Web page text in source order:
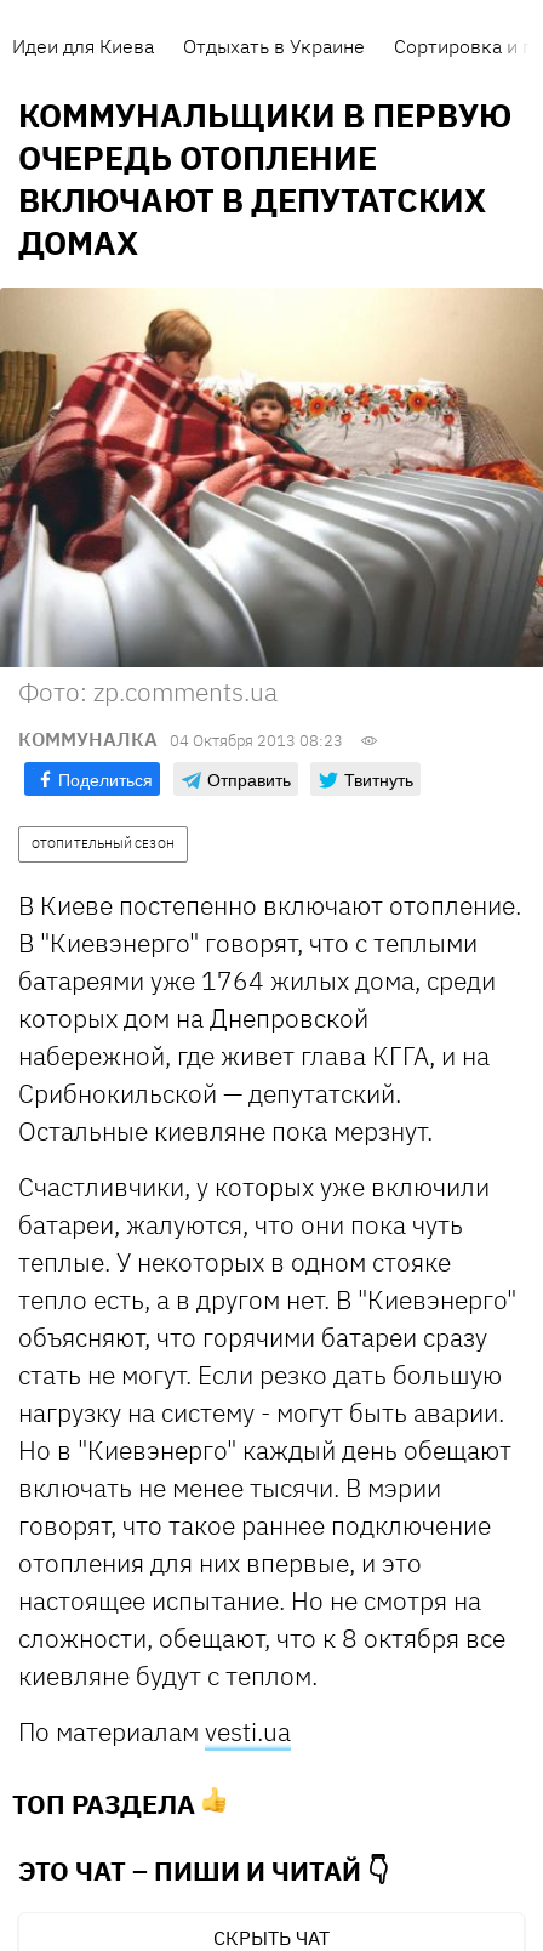
Идеи для Киева Отдыхать в Украине Сортировка и
КОММУНАЛЬЩИКИ В ПЕРВУЮ
ОЧЕРЕДЬ ОТОПЛЕНИЕ
ВКЛЮЧАЮТ В ДЕПУТАТСКИХ
ДОМАХ
Фото: zp.comments.ua
КОММУНАЛКА 04 Октября 2013 08:23
Поделиться Отправить Твитнуть
ОТОПИТЕЛЬНЫЙ СЕЗОН
В Киеве постепенно включают отопление.
В "Киевэнерго" говорят, что с теплыми
батареями уже 1764 жилых дома, среди
которых дом на Днепровской
набережной, где живет глава КГГА, и на
Срибнокильской — депутатский.
Остальные киевляне пока мерзнут.
Счастливчики, у которых уже включили
батареи, жалуются, что они пока чуть
теплые. У некоторых в одном стояке
тепло есть, а в другом нет. В "Киевэнерго"
объясняют, что горячими батареи сразу
стать не могут. Если резко дать большую
нагрузку на систему - могут быть аварии.
Но в "Киевэнерго" каждый день обещают
включать не менее тысячи. В мэрии
говорят, что такое раннее подключение
отопления для них впервые, и это
настоящее испытание. Но не смотря на
сложности, обещают, что к 8 октября все
киевляне будут с теплом.
По материалам vesti.ua
ТОП РАЗДЕЛА
ЭТО ЧАТ – ПИШИ И ЧИТАЙ 👇
СКРЫТЬ ЧАТ